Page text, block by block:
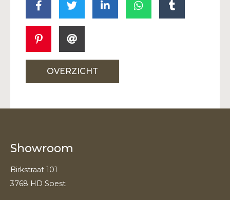
OVERZICHT
Showroom
Birkstraat 101
3768 HD Soest